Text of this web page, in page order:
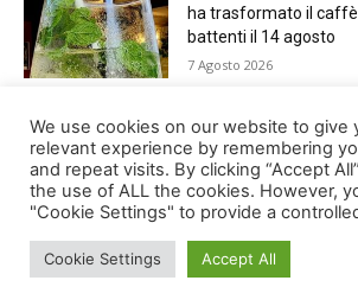
ha trasformato il
battenti il 14 agosto
7 Agosto 2026
Giro del Lago di Santa
Appuntamento
7 Agosto 2026
© Newspaper WordPress Theme by
We use cookies on our website to give
relevant experience by remembering
and repeat visits. By clicking “Accept
the use of ALL the cookies. However,
"Cookie Settings" to provide a
Cookie Settings Accept All